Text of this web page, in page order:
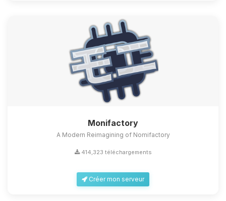
Monifactory
A Modern Reimagining of Nomifactory
414,323 téléchargements
Créer mon serveur